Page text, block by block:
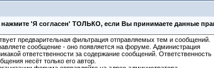
нажмите 'Я согласен' ТОЛЬКО, если Вы принимаете данные